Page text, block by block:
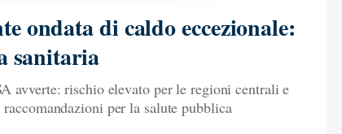
ondata di caldo eccezionale:
sanitaria
avverte: rischio elevato per le regioni centrali e
per la salute pubblica